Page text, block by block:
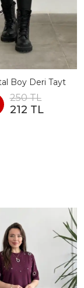
Boy Deri Tayt
250 TL
212 TL